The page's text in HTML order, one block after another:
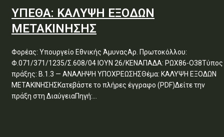
ΥΠΕΘΑ: ΚΑΛΥΨΗ ΕΞΟΔΩΝ
ΜΕΤΑΚΙΝΗΣΗΣ
Φορέας: Υπουργείο Εθνικής ΆμυναςΑρ. Πρωτοκόλλου:
Φ.071/371/1235/Σ.608/04 ΙΟΥΝ 26/ΚΕΝΑΠΑΔΑ: ΡΩΧ86-Ο38Τύπος
πράξης: Β.1.3 — ΑΝΑΛΗΨΗ ΥΠΟΧΡΕΩΣΗΣΘέμα: ΚΑΛΥΨΗ ΕΞΟΔΩΝ
ΜΕΤΑΚΙΝΗΣΗΣΚατεβάστε το πλήρες έγγραφο (PDF)Δείτε την
πράξη στη ΔιαύγειαΠηγή:...